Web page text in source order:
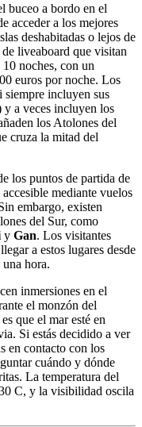
buceo a bordo en el
acceder a los mejores
deshabitadas o lejos de
liveaboard que visitan
noches, con un
euros por noche. Los
siempre incluyen sus
a veces incluyen los
los Atolones del
cruza la mitad del
los puntos de partida de
mediante vuelos
embargo, existen
del Sur, como
y Gan. Los visitantes
a estos lugares desde
hora.
inmersiones en el
el monzón del
que el mar esté en
Si estás decidido a ver
en contacto con los
cuándo y dónde
La temperatura del
C, y la visibilidad oscila